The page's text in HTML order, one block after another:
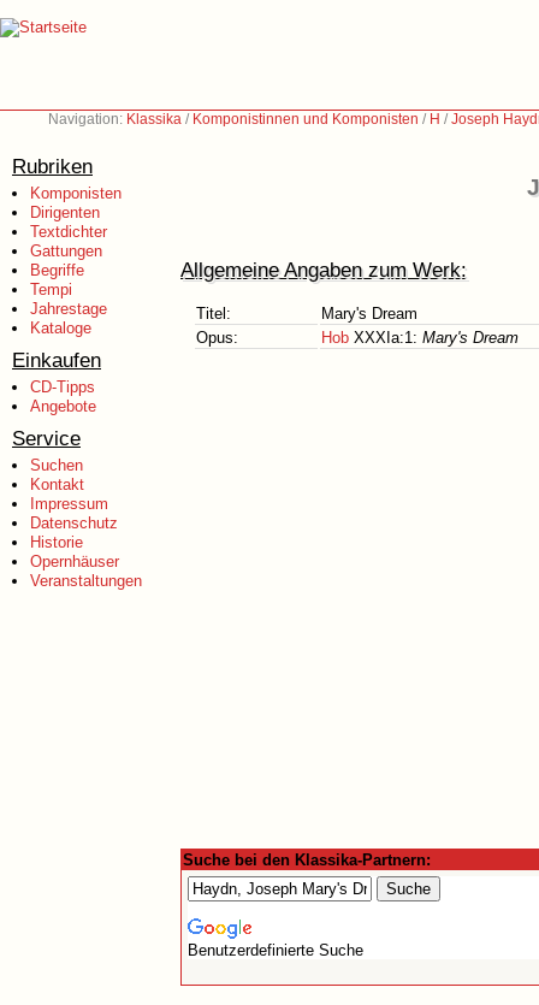
Navigation: Klassika / Komponistinnen und Komponisten / H /Joseph
Rubriken
Komponisten
Dirigenten
Textdichter
Gattungen
Begriffe
Tempi
Jahrestage
Kataloge
Einkaufen
CD-Tipps
Angebote
Service
Suchen
Kontakt
Impressum
Datenschutz
Historie
Opernhäuser
Veranstaltungen
Allgemeine Angaben zum Werk:
Titel:
Mary's Dream
Opus:
Hob XXXIa:1: Mary's Dream
Suche bei den Klassika-Partnern:
Benutzerdefinierte Suche